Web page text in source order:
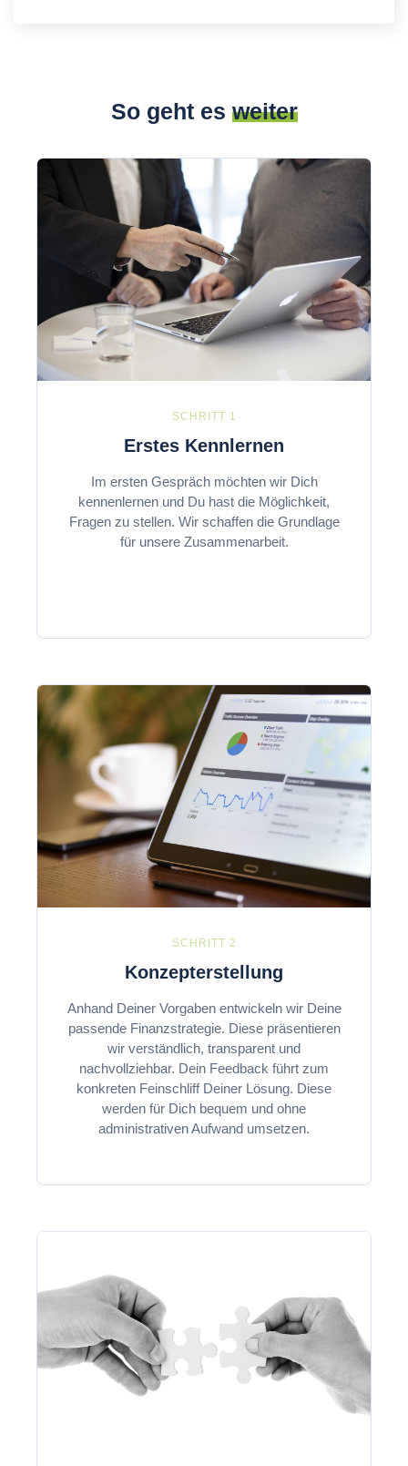
So geht es weiter
SCHRITT 1
Erstes Kennlernen
Im ersten Gespräch möchten wir Dich
kennenlernen und Du hast die Möglichkeit,
Fragen zu stellen. Wir schaffen die Grundlage
für unsere Zusammenarbeit.
SCHRITT 2
Konzepterstellung
Anhand Deiner Vorgaben entwickeln wir Deine
passende Finanzstrategie. Diese präsentieren
wir verständlich, transparent und
nachvollziehbar. Dein Feedback führt zum
konkreten Feinschliff Deiner Lösung. Diese
werden für Dich bequem und ohne
administrativen Aufwand umsetzen.